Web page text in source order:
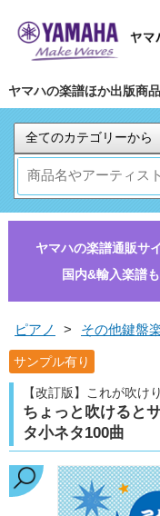
ヤマハの楽譜ほか出版商
ヤマハの楽譜通販サ
国内&輸入楽譜
ピアノ > その他鍵盤
サンプル有り
【改訂版】これが吹け
ちょっと吹けると
タ小ネタ100曲